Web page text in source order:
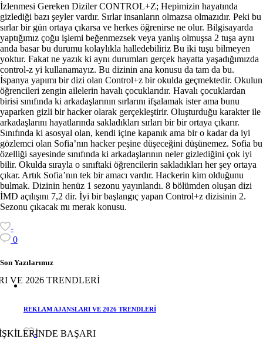
İzlenmesi Gereken Diziler CONTROL+Z; Hepimizin hayatında
gizlediği bazı şeyler vardır. Sırlar insanların olmazsa olmazıdır. Peki bu
sırlar bir gün ortaya çıkarsa ve herkes öğrenirse ne olur. Bilgisayarda
yaptığımız çoğu işlemi beğenmezsek veya yanlış olmuşsa 2 tuşa aynı
anda basar bu durumu kolaylıkla halledebiliriz Bu iki tuşu bilmeyen
yoktur. Fakat ne yazık ki aynı durumları gerçek hayatta yaşadığımızda
control-z yi kullanamayız. Bu dizinin ana konusu da tam da bu.
İspanya yapımı bir dizi olan Control+z bir okulda geçmektedir. Okulun
öğrencileri zengin ailelerin havalı çocuklarıdır. Havalı çocuklardan
birisi sınıfında ki arkadaşlarının sırlarını ifşalamak ister ama bunu
yaparken gizli bir hacker olarak gerçekleştirir. Oluşturduğu karakter ile
arkadaşlarını hayatlarında sakladıkları sırları bir bir ortaya çıkarır.
Sınıfında ki asosyal olan, kendi içine kapanık ama bir o kadar da iyi
gözlemci olan Sofia’nın hacker peşine düşeceğini düşünemez. Sofia bu
özelliği sayesinde sınıfında ki arkadaşlarının neler gizlediğini çok iyi
bilir. Okulda sırayla o sınıftaki öğrencilerin sakladıkları her şey ortaya
çıkar. Artık Sofia’nın tek bir amacı vardır. Hackerin kim olduğunu
bulmak. Dizinin henüz 1 sezonu yayınlandı. 8 bölümden oluşan dizi
İMD açılışını 7,2 dir. İyi bir başlangıç yapan Control+z dizisinin 2.
Sezonu çıkacak mı merak konusu.
-
0
Son Yazılarımız
REKLAM AJANSLARI VE 2026 TRENDLERİ
-